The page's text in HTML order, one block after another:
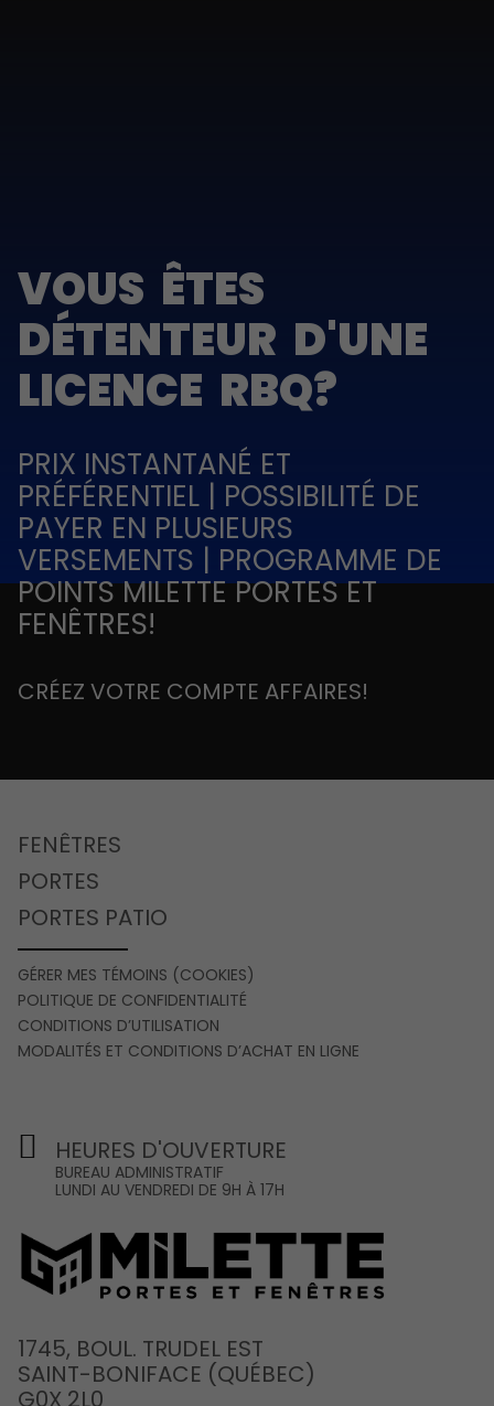
VOUS ÊTES
DÉTENTEUR D'UNE
LICENCE RBQ?
PRIX INSTANTANÉ ET
PRÉFÉRENTIEL | POSSIBILITÉ DE
PAYER EN PLUSIEURS
VERSEMENTS | PROGRAMME DE
POINTS MILETTE PORTES ET
FENÊTRES!
CRÉEZ VOTRE COMPTE AFFAIRES!
FENÊTRES
PORTES
PORTES PATIO
GÉRER MES TÉMOINS (COOKIES)
POLITIQUE DE CONFIDENTIALITÉ
CONDITIONS D’UTILISATION
MODALITÉS ET CONDITIONS D’ACHAT EN LIGNE
HEURES D'OUVERTURE
BUREAU ADMINISTRATIF
LUNDI AU VENDREDI DE 9H À 17H
1745, BOUL. TRUDEL EST
SAINT-BONIFACE (QUÉBEC)
G0X 2L0